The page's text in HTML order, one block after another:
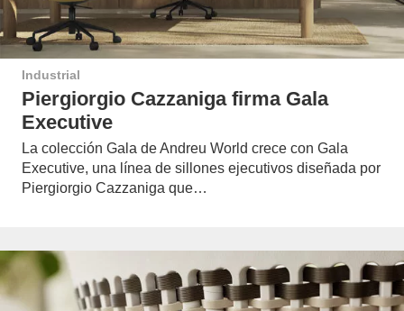
Industrial
Piergiorgio Cazzaniga firma Gala
Executive
La colección Gala de Andreu World crece con Gala
Executive, una línea de sillones ejecutivos diseñada por
Piergiorgio Cazzaniga que…